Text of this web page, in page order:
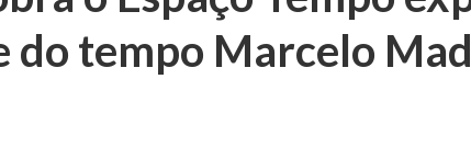
do tempo Marcelo